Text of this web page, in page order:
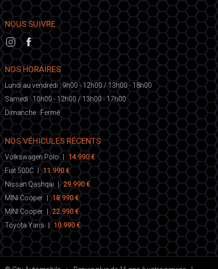
NOUS SUIVRE
NOS HORAIRES
Lundi au vendredi : 9h00 - 12h00 / 13h00 - 18h00
Samedi : 10h00 - 12h00 / 13h00 - 17h00
Dimanche : Fermé
NOS VÉHICULES RÉCENTS
Volkswagen Polo |
14.990 €
Fiat 500C | 11.990 €
Nissan Qashqai
| 29.990 €
MINI Cooper | 18.990 €
MINI Cooper | 22.990 €
Toyota Yaris | 10.990 €